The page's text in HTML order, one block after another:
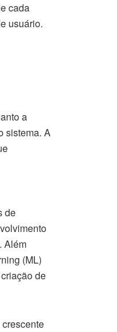
cada
usuário.
a
sistema. A
de
Além
(ML)
de